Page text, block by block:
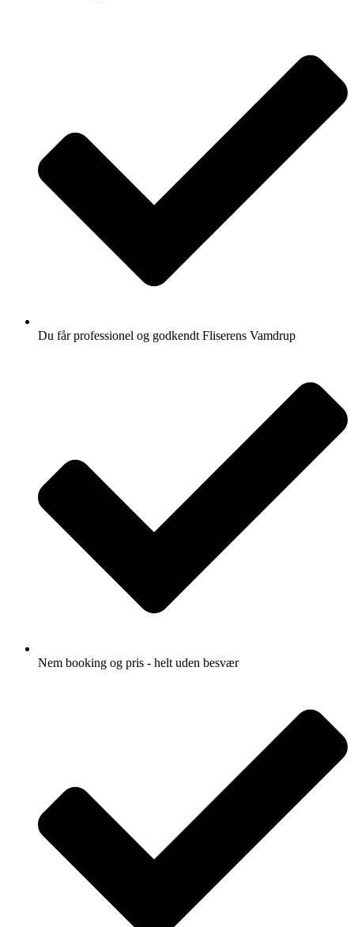
Du får professionel og godkendt Fliserens Vamdrup
Nem booking og pris - helt uden besvær